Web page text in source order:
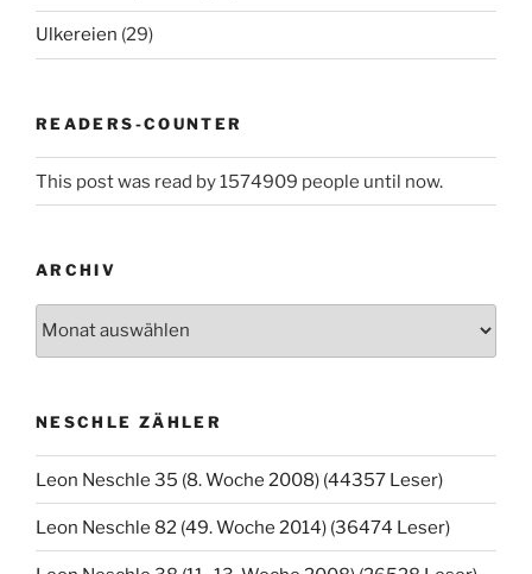
Ulkereien (29)
READERS-COUNTER
This post was read by 1574909 people until now.
ARCHIV
NESCHLE ZÄHLER
Leon Neschle 35 (8. Woche 2008) (44357 Leser)
Leon Neschle 82 (49. Woche 2014) (36474 Leser)